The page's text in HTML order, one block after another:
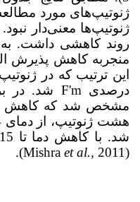
درصدی F'm شد. در بررسی نه ژنوتیپ گیاه آرابیدوپسیس تالیانا (
(Mishra
et al., 2011).